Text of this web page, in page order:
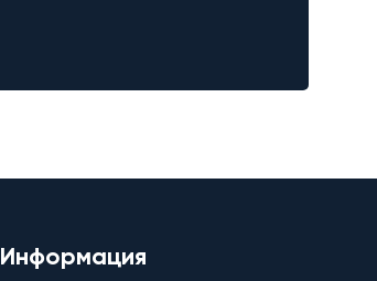
Информация